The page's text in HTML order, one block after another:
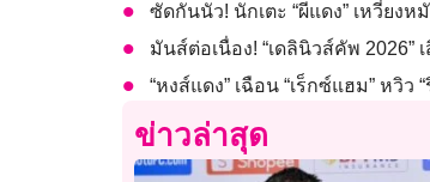
ซัดกันนัว! นักเตะ “ผีแดง” เหวี่ยง
มันส์ต่อเนื่อง! “เดลินิวส์คัพ
“หงส์แดง” เฉือน “เร็กซ์แฮม” หวิ
ข่าวล่าสุด